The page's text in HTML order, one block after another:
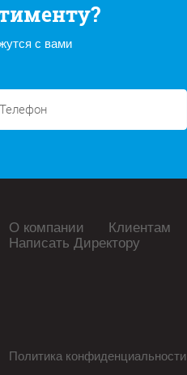
с вами
О компании Клиентам
Написать Директору
Политика конфиденциальности